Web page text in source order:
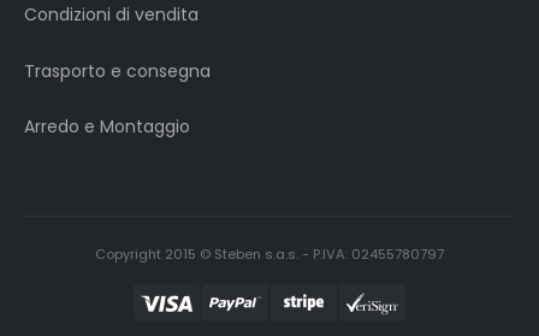
Condizioni di vendita
Trasporto e consegna
Arredo e Montaggio
Copyright 2015 © Steben s.a.s. - P.IVA: 02455780797